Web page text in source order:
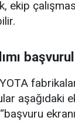
ekip
aşağıdaki